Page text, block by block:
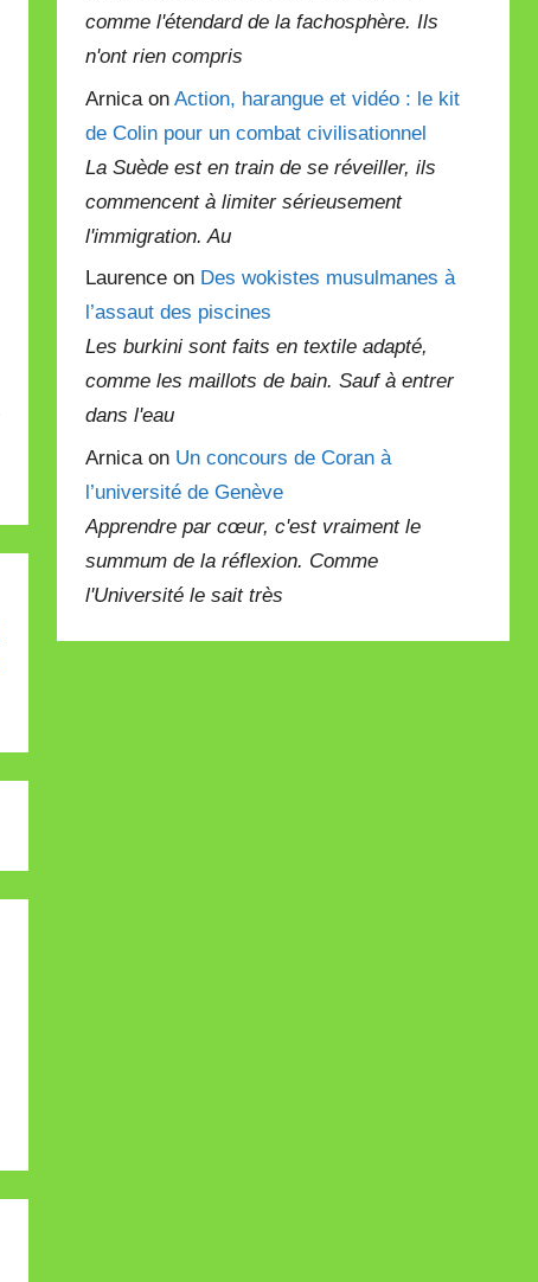
comme l'étendard de la fachosphère. Ils
n'ont rien compris
Arnica onAction, harangue et vidéo : le kit
de Colin pour un combat civilisationnel
La Suède est en train de se réveiller, ils
commencent à limiter sérieusement
l'immigration. Au
Laurence on Des wokistes musulmanes à
l’assaut des piscines
Les burkini sont faits en textile adapté,
comme les maillots de bain. Sauf à entrer
dans l'eau
Arnica on Un concours de Coran à
l’université de Genève
Apprendre par cœur, c'est vraiment le
summum de la réflexion. Comme
l'Université le sait très